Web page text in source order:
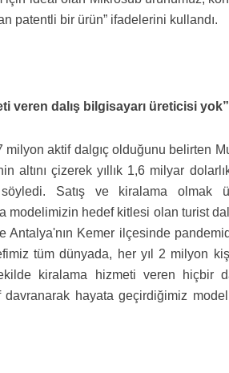
patentli bir ürün” ifadelerini kullandı.
veren dalış bilgisayarı üreticisi yok”
milyon aktif dalgıç olduğunu belirten
altını çizerek yıllık 1,6 milyar
söyledi. Satış ve kiralama olmak
modelimizin hedef kitlesi olan turist
Antalya'nın Kemer ilçesinde
tüm dünyada, her yıl 2 milyon
kiralama hizmeti veren hiçbir
davranarak hayata geçirdiğimiz